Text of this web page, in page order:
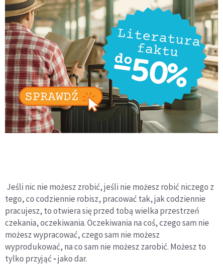
Jeśli nic nie możesz zrobić, jeśli nie możesz robić niczego z
tego, co codziennie robisz, pracować tak, jak codziennie
pracujesz, to otwiera się przed tobą wielka przestrzeń
czekania, oczekiwania. Oczekiwania na coś, czego sam nie
możesz wypracować, czego sam nie możesz
wyprodukować, na co sam nie możesz zarobić. Możesz to
tylko przyjąć -jako dar.